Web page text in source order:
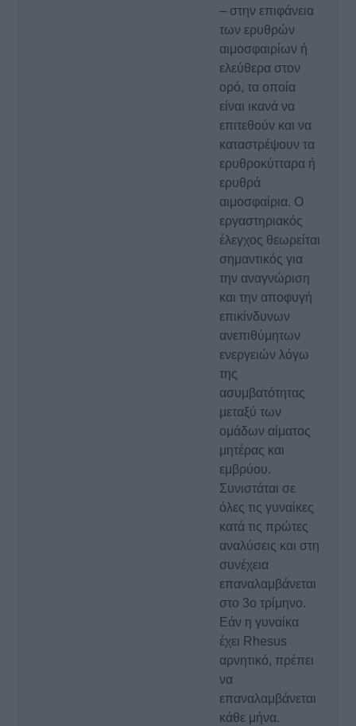
– στην επιφάνεια
των ερυθρών
αιμοσφαιρίων ή
ελεύθερα στον
ορό, τα οποία
είναι ικανά να
επιτεθούν και να
καταστρέψουν τα
ερυθροκύτταρα ή
ερυθρά
αιμοσφαίρια. Ο
εργαστηριακός
έλεγχος θεωρείται
σημαντικός για
την αναγνώριση
και την αποφυγή
επικίνδυνων
ανεπιθύμητων
ενεργειών λόγω
της
ασυμβατότητας
μεταξύ των
ομάδων αίματος
μητέρας και
εμβρύου.
Συνιστάται σε
όλες τις γυναίκες
κατά τις πρώτες
αναλύσεις και στη
συνέχεια
επαναλαμβάνεται
στο 3ο τρίμηνο.
Εάν η γυναίκα
έχει Rhesus
αρνητικό, πρέπει
να
επαναλαμβάνεται
κάθε μήνα.